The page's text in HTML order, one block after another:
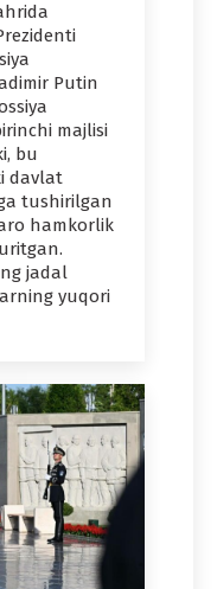
Putin
majlisi
bu
davlat
tushirilgan
hamkorlik
jadal
yuqori